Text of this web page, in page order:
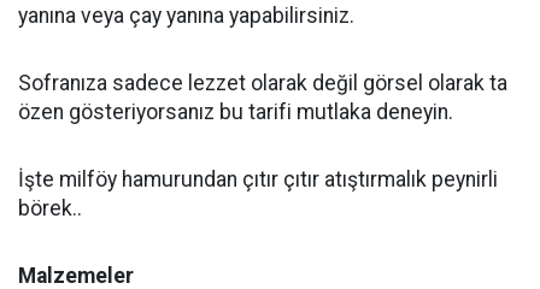
yanına veya çay yanına yapabilirsiniz.
Sofranıza sadece lezzet olarak değil görsel olarak ta
özen gösteriyorsanız bu tarifi mutlaka deneyin.
İşte milföy hamurundan çıtır çıtır atıştırmalık peynirli
börek..
Malzemeler